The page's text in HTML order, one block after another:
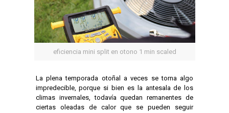
eficiencia mini split en otono 1 min scaled
La plena temporada otoñal a veces se torna algo
impredecible, porque si bien es la antesala de los
climas invernales, todavía quedan remanentes de
ciertas oleadas de calor que se pueden seguir